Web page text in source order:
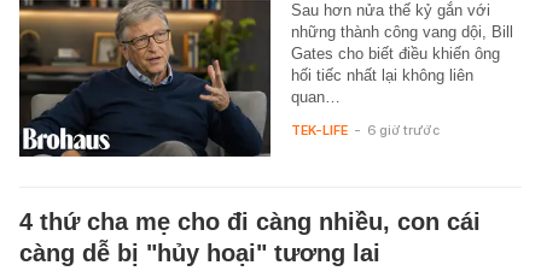
Sau hơn nửa thế kỷ gắn với
những thành công vang dội, Bill
Gates cho biết điều khiến ông
hối tiếc nhất lại không liên
quan…
TEK-LIFE - 6 giờ trước
4 thứ cha mẹ cho đi càng nhiều, con cái
càng dễ bị "hủy hoại" tương lai